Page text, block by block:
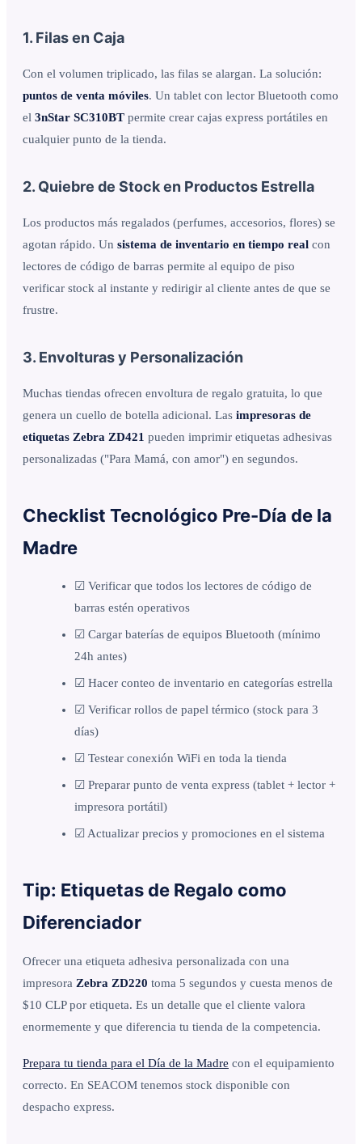
1. Filas en Caja
Con el volumen triplicado, las filas se alargan. La solución:
puntos de venta móviles. Un tablet con lector Bluetooth como
el 3nStar SC310BT permite crear cajas express portátiles en
cualquier punto de la tienda.
2. Quiebre de Stock en Productos Estrella
Los productos más regalados (perfumes, accesorios, flores) se
agotan rápido. Un sistema de inventario en tiempo real con
lectores de código de barras permite al equipo de piso
verificar stock al instante y redirigir al cliente antes de que se
frustre.
3. Envolturas y Personalización
Muchas tiendas ofrecen envoltura de regalo gratuita, lo que
genera un cuello de botella adicional. Las impresoras de
etiquetas Zebra ZD421 pueden imprimir etiquetas adhesivas
personalizadas ("Para Mamá, con amor") en segundos.
Checklist Tecnológico Pre-Día de la
Madre
☑ Verificar que todos los lectores de código de
barras estén operativos
☑ Cargar baterías de equipos Bluetooth (mínimo
24h antes)
☑ Hacer conteo de inventario en categorías estrella
☑ Verificar rollos de papel térmico (stock para 3
días)
☑ Testear conexión WiFi en toda la tienda
☑ Preparar punto de venta express (tablet + lector +
impresora portátil)
☑ Actualizar precios y promociones en el sistema
Tip: Etiquetas de Regalo como
Diferenciador
Ofrecer una etiqueta adhesiva personalizada con una
impresora Zebra ZD220 toma 5 segundos y cuesta menos de
$10 CLP por etiqueta. Es un detalle que el cliente valora
enormemente y que diferencia tu tienda de la competencia.
Prepara tu tienda para el Día de la Madre con el equipamiento
correcto. En SEACOM tenemos stock disponible con
despacho express.